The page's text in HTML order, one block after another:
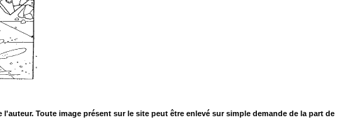
Toute image présent sur le site peut être enlevé sur simple demande de la part de